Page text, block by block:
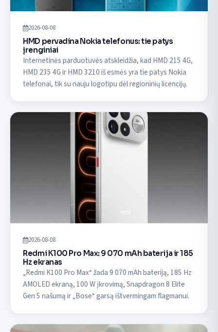
2026-08-08
HMD pervadina Nokia telefonus: tie patys
įrenginiai
Internetinės parduotuvės atskleidžia, kad HMD 215 4G,
HMD 235 4G ir HMD 3210 iš esmės yra tie patys Nokia
telefonai, tik su nauju logotipu dėl regioninių licencijų.
2026-08-08
Redmi K100 Pro Max: 9 070 mAh baterija ir 185
Hz ekranas
„Redmi K100 Pro Max“ žada 9 070 mAh bateriją, 185 Hz
AMOLED ekraną, 100 W įkrovimą, Snapdragon 8 Elite
Gen 5 našumą ir „Bose“ garsą ištvermingam flagmanui.